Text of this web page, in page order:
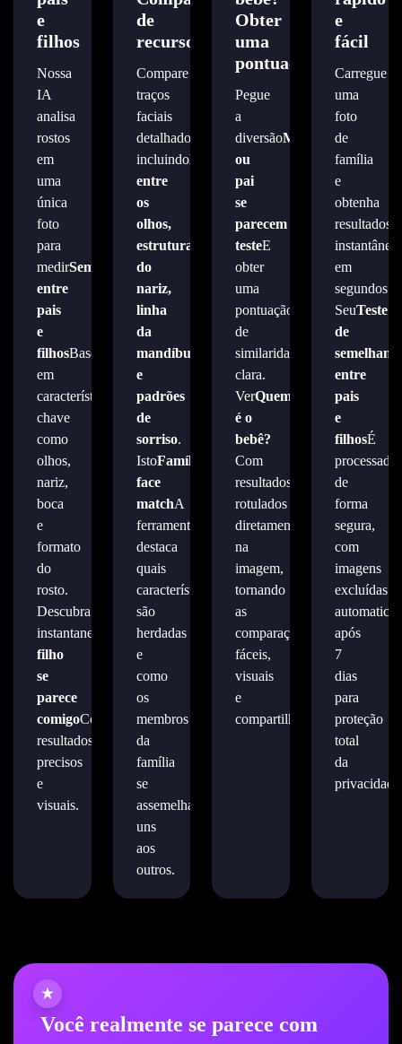
e
filhos
Nossa
IA
analisa
rostos
em
uma
única
foto
para
medirSemelhança
entre
pais
e
filhosBaseado
em
características-
chave
como
olhos,
nariz,
boca
e
formato
do
rosto.
Descubra
instantaneamente
Meu
filho
se
parece
comigoCom
resultados
precisos
e
visuais.
de
recursos
Compare
traços
faciais
detalhados,
incluindoEspaçamento
entre
os
olhos,
estrutura
do
nariz,
linha
da
mandíbula
e
padrões
de
sorriso.
IstoFamília
face
matchA
ferramenta
destaca
quais
características
são
herdadas
e
como
os
membros
da
família
se
assemelham
uns
aos
outros.
Obter
uma
pontuação
Pegue
a
diversãoMãe
ou
pai
se
parecem
testeE
obter
uma
pontuação
de
similaridade
clara.
VerQuem
é o
bebê?
Com
resultados
rotulados
diretamente
na
imagem,
tornando
as
comparações
fáceis,
visuais
e
compartilháveis.
e
fácil
Carregue
uma
foto
de
família
e
obtenha
resultados
em
segundos.
SeuTeste
de
entre
pais
e
filhosÉ
processado
de
forma
segura,
com
imagens
excluídas
após
7
dias
para
proteção
total
da
Você realmente se parece com